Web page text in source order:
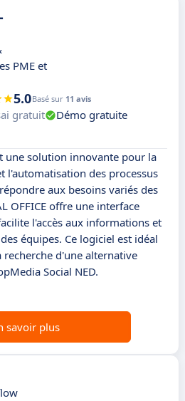
PME et
5.0Basé sur 11 avis
gratuit
Démo gratuite
une solution innovante pour la
l'automatisation des processus
aux besoins variés des
OFFICE offre une interface
l'accès aux informations et
équipes. Ce logiciel est idéal
d'une alternative
Social NED.
savoir plus